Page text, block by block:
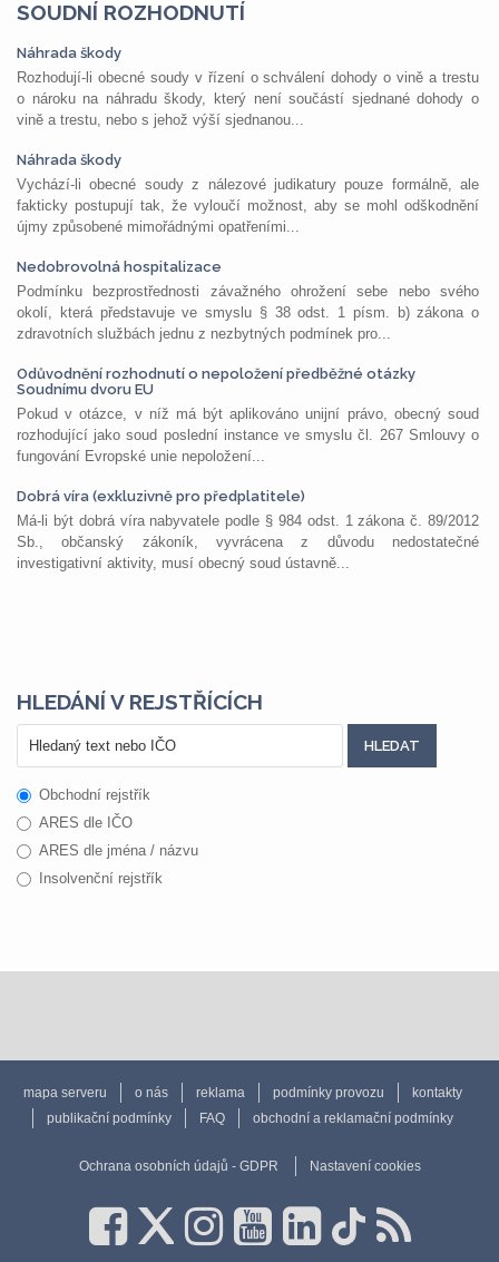
SOUDNÍ ROZHODNUTÍ
Náhrada škody
Rozhodují-li obecné soudy v řízení o schválení dohody o vině a trestu
o nároku na náhradu škody, který není součástí sjednané dohody o
vině a trestu, nebo s jehož výší sjednanou...
Náhrada škody
Vychází-li obecné soudy z nálezové judikatury pouze formálně, ale
fakticky postupují tak, že vyloučí možnost, aby se mohl odškodnění
újmy způsobené mimořádnými opatřeními...
Nedobrovolná hospitalizace
Podmínku bezprostřednosti závažného ohrožení sebe nebo svého
okolí, která představuje ve smyslu § 38 odst. 1 písm. b) zákona o
zdravotních službách jednu z nezbytných podmínek pro...
Odůvodnění rozhodnutí o nepoložení předběžné otázky
Soudnímu dvoru EU
Pokud v otázce, v níž má být aplikováno unijní právo, obecný soud
rozhodující jako soud poslední instance ve smyslu čl. 267 Smlouvy o
fungování Evropské unie nepoložení...
Dobrá víra (exkluzivně pro předplatitele)
Má-li být dobrá víra nabyvatele podle § 984 odst. 1 zákona č. 89/2012
Sb., občanský zákoník, vyvrácena z důvodu nedostatečné
investigativní aktivity, musí obecný soud ústavně...
HLEDÁNÍ V REJSTŘÍCÍCH
Obchodní rejstřík
ARES dle IČO
ARES dle jména / názvu
Insolvenční rejstřík
mapa serveru o nás reklama podmínky provozu
kontakty
publikační podmínky
FAQ obchodní a reklamační podmínky
Ochrana osobních údajů - GDPR Nastavení cookies